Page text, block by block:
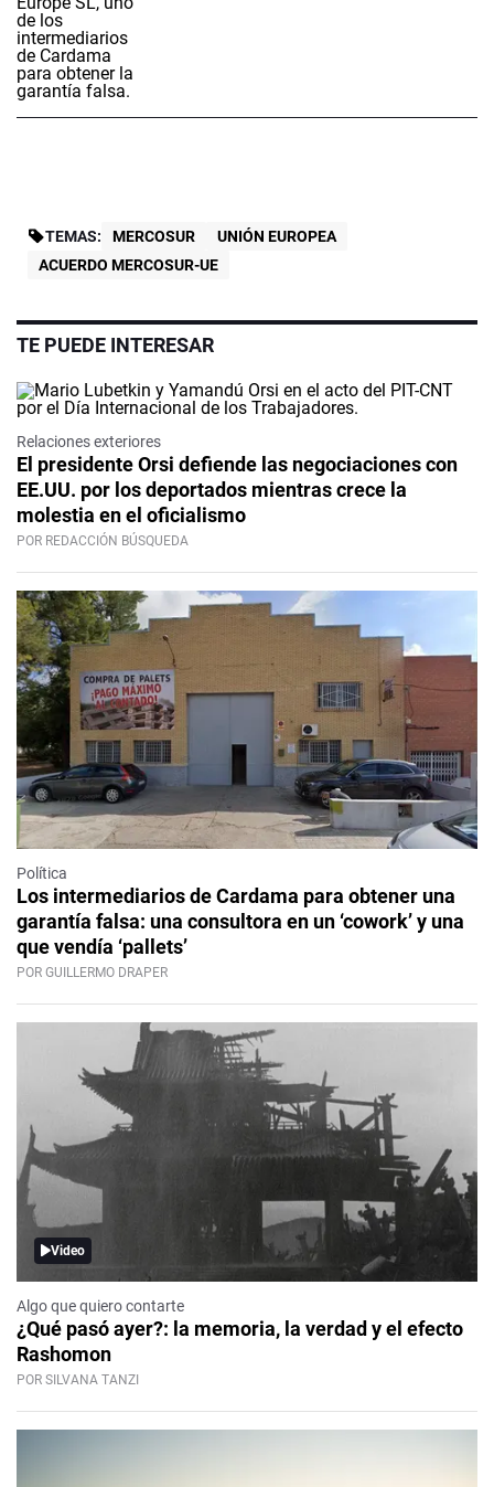
TEMAS: MERCOSUR
UNIÓN EUROPEA
ACUERDO MERCOSUR-UE
TE PUEDE INTERESAR
Relaciones exteriores
El presidente Orsi defiende las negociaciones con
EE.UU. por los deportados mientras crece la
molestia en el oficialismo
POR REDACCIÓN BÚSQUEDA
Política
Los intermediarios de Cardama para obtener una
garantía falsa: una consultora en un ‘cowork’ y una
que vendía ‘pallets’
POR GUILLERMO DRAPER
Video
Algo que quiero contarte
¿Qué pasó ayer?: la memoria, la verdad y el efecto
Rashomon
POR SILVANA TANZI